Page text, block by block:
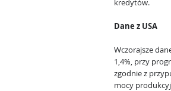
kredytów.
Dane z USA
Wczorajsze
1,4%, przy
zgodnie z
mocy